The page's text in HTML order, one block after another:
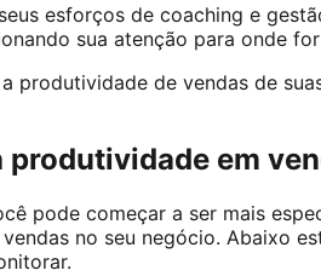
esforços de coaching e
sua atenção para onde
produtividade de vendas de
em
pode começar a ser mais
no seu negócio. Abaixo